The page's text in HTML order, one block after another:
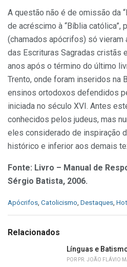
A questão não é de omissão da
de acréscimo à “Bíblia
(chamados apócrifos) só vieram
das Escrituras Sagradas cristãs
anos após o término do último
Trento, onde foram inseridos na
ensinos ortodoxos defendidos
iniciada no século XVI. Antes
conhecidos pelos judeus, mas
eles considerado de inspiração
histórico e inferior aos demais
Fonte: Livro – Manual de
Sérgio Batista, 2006.
C
e
Apócrifos, Catolicismo, Destaques,
Relacionados
Línguas e
POR PR. JOÃO FLÁVIO